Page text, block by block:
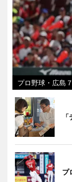
プロ野球・広島
プ